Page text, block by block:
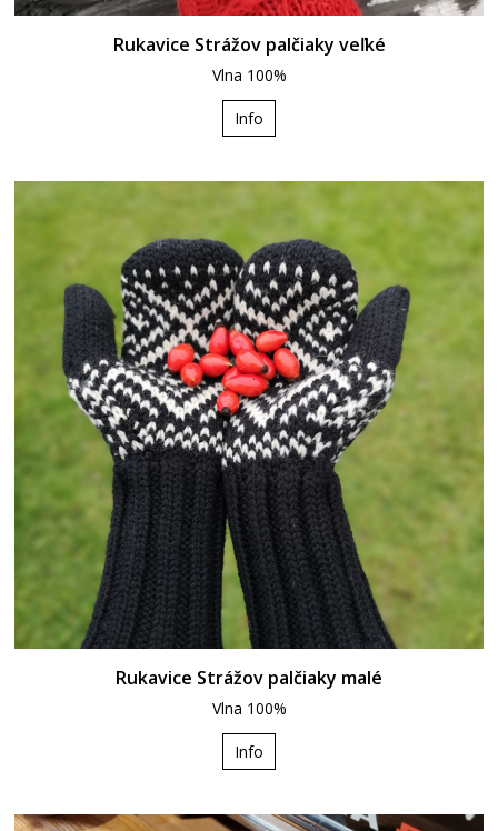
Rukavice Strážov palčiaky veľké
Vlna 100%
Info
Rukavice Strážov palčiaky malé
Vlna 100%
Info